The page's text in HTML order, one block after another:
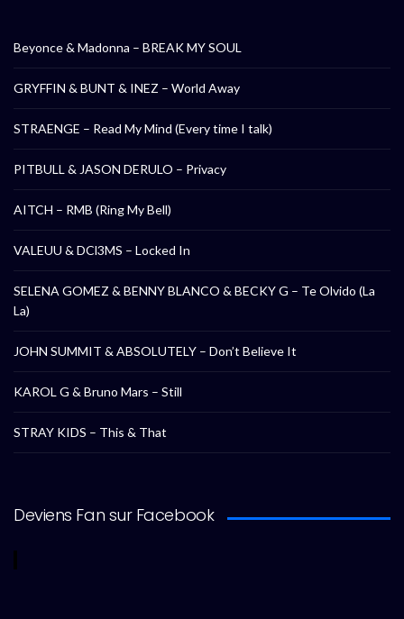
Beyonce & Madonna – BREAK MY SOUL
GRYFFIN & BUNT & INEZ – World Away
STRAENGE – Read My Mind (Every time I talk)
PITBULL & JASON DERULO – Privacy
AITCH – RMB (Ring My Bell)
VALEUU & DCl3MS – Locked In
SELENA GOMEZ & BENNY BLANCO & BECKY G – Te Olvido (La
La)
JOHN SUMMIT & ABSOLUTELY – Don’t Believe It
KAROL G & Bruno Mars – Still
STRAY KIDS – This & That
Deviens Fan sur Facebook